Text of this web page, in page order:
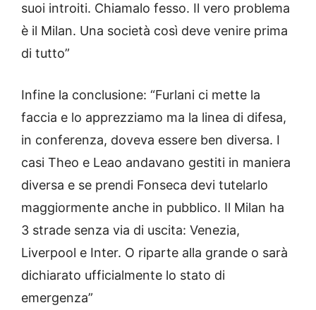
suoi introiti. Chiamalo fesso. Il vero problema
è il Milan. Una società così deve venire prima
di tutto”
Infine la conclusione: “Furlani ci mette la
faccia e lo apprezziamo ma la linea di difesa,
in conferenza, doveva essere ben diversa. I
casi Theo e Leao andavano gestiti in maniera
diversa e se prendi Fonseca devi tutelarlo
maggiormente anche in pubblico. Il Milan ha
3 strade senza via di uscita: Venezia,
Liverpool e Inter. O riparte alla grande o sarà
dichiarato ufficialmente lo stato di
emergenza”